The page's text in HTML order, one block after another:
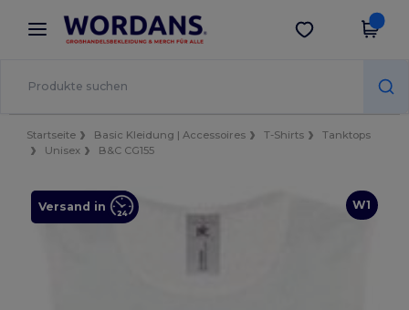
× Wordans App
Bessere Preise in der App!
App holen
Startseite Basic Kleidung | Accessoires T-Shirts
Tanktops
Unisex
B&C CG155
W1
Versand in